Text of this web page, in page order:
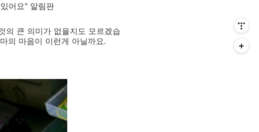
어요" 알림판
의 큰 의미가 없을지도 모르겠습
의 마음이 이런게 아닐까요.